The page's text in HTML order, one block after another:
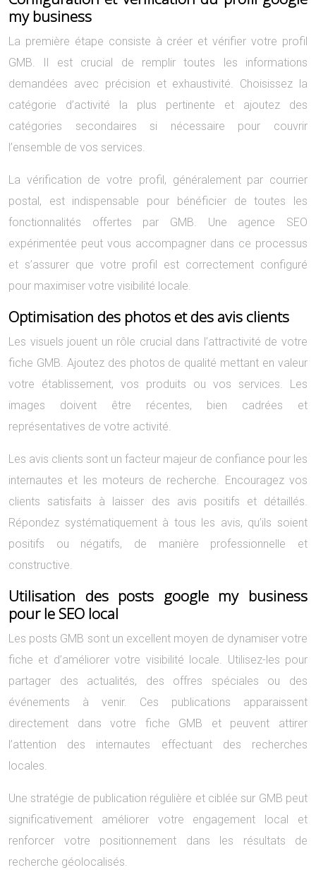
my business
La première étape consiste à créer et vérifier votre profil
GMB. Il est crucial de remplir toutes les informations
demandées avec précision et exhaustivité. Choisissez la
catégorie d’activité la plus pertinente et ajoutez des
catégories secondaires si nécessaire pour couvrir
l’ensemble de vos services.
La vérification de votre profil, généralement par courrier
postal, est indispensable pour bénéficier de toutes les
fonctionnalités offertes par GMB. Une agence SEO
expérimentée peut vous accompagner dans ce processus
et s’assurer que votre profil est correctement configuré
pour maximiser votre visibilité locale.
Optimisation des photos et des avis clients
Les visuels jouent un rôle crucial dans l’attractivité de votre
fiche GMB. Ajoutez des photos de qualité mettant en valeur
votre établissement, vos produits ou vos services. Les
images doivent être récentes, bien cadrées et
représentatives de votre activité.
Les avis clients sont un facteur majeur de confiance pour les
internautes et les moteurs de recherche. Encouragez vos
clients satisfaits à laisser des avis positifs et détaillés.
Répondez systématiquement à tous les avis, qu’ils soient
positifs ou négatifs, de manière professionnelle et
constructive.
Utilisation des posts google my business
pour le SEO local
Les posts GMB sont un excellent moyen de dynamiser votre
fiche et d’améliorer votre visibilité locale. Utilisez-les pour
partager des actualités, des offres spéciales ou des
événements à venir. Ces publications apparaissent
directement dans votre fiche GMB et peuvent attirer
l’attention des internautes effectuant des recherches
locales.
Une stratégie de publication régulière et ciblée sur GMB peut
significativement améliorer votre engagement local et
renforcer votre positionnement dans les résultats de
recherche géolocalisés.